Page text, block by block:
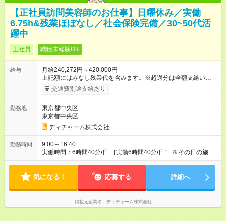
【正社員訪問美容師のお仕事】日曜休み／実働
6.75h&残業ほぼなし／社会保険完備／30~50代活
躍中
正社員 職種未経験OK
給与
月給240,272円～420,000円
上記額にはみなし残業代を含みます。※超過分は全額支給いたし
ます。 みなし残業代 56,772円／月 みなし残業時間 41.5時間／
月 【みなし残業について】 みなし残業には帰宅時間と帰宅後の
働がなくても固定の手当としてお支払いしています。 施設での
稼働が長引いた場合、その分の残業代をお支払いいたします。
【モデル年収】 入社2年目/チーフスタイリスト/40代：29万円
（週5日勤務、担当業務手当含む） 入社4年目/チームリーダ
ー/50代：35万円（週5日勤務、自家用車手当、担当業務手当含
む） 入社12年目/エリアマネージャー/40代：55万円（週6日勤
昇給あり 【各種手当】 土曜手当：1，000円、祝日手当：2，
000円 自家用車手当：25，000～35，000円（居住地域によ
る）、遠距離手当：移動距離・移動方法に応じて支給 各種担当
業務手当：担当業務・エリアに応じて支給 その他手当（通信手
当、アサイン協力手当、教育担当手当など） 【試用期間】試用
期間あり 試用期間の長さ：3ヶ月 雇用形態、給与は本採用時と
交通費別途支給あり
勤務地
東京都中央区
東京都中央区
ディチャーム株式会社
勤務時間
9:00～16:40
実働時間：6時間40分/日 ［実働6時間40分/日］ ※その日の施術
が早く終わった場合早めに帰宅できます。早めに帰宅の場合も
10時間程度、介護施設への訪問となるので遅くとも18時頃には
気になる！ 応募する 詳細へ
掲載元企業名 ディチャーム株式会社